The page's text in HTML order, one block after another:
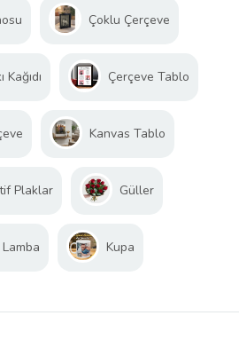
Çoklu Çerçeve
Çerçeve Tablo
Kanvas Tablo
Plaklar Güller
Kupa